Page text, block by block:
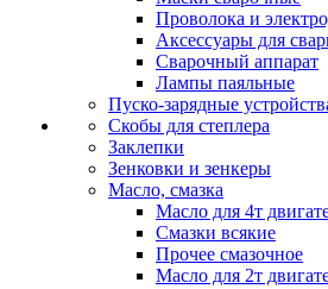
Проволока и
Аксессуары для
Сварочный аппарат
Лампы паяльные
Пуско-зарядные
Скобы для степлера
Заклепки
Зенковки и зенкеры
Масло, смазка
Масло для 4т
Смазки всякие
Прочее смазочное
Масло для 2т